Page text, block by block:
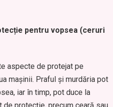
pentru vopsea (ceruri
aspecte de protejat pe
mașinii. Praful și murdăria pot
iar în timp, pot duce la